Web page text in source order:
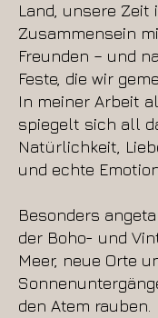
Land, unsere Zeit
Zusammensein
Freunden – und
Feste, die wir
In meiner Arbeit
spiegelt sich all
Natürlichkeit,
und echte
Besonders
der Boho- und
Meer, neue Orte
den Atem rauben.